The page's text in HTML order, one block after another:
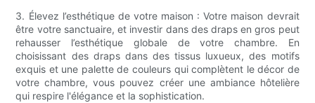
3. Élevez l’esthétique de votre maison : Votre maison devrait
être votre sanctuaire, et investir dans des draps en gros peut
rehausser l’esthétique globale de votre chambre. En
choisissant des draps dans des tissus luxueux, des motifs
exquis et une palette de couleurs qui complètent le décor de
votre chambre, vous pouvez créer une ambiance hôtelière
qui respire l'élégance et la sophistication.